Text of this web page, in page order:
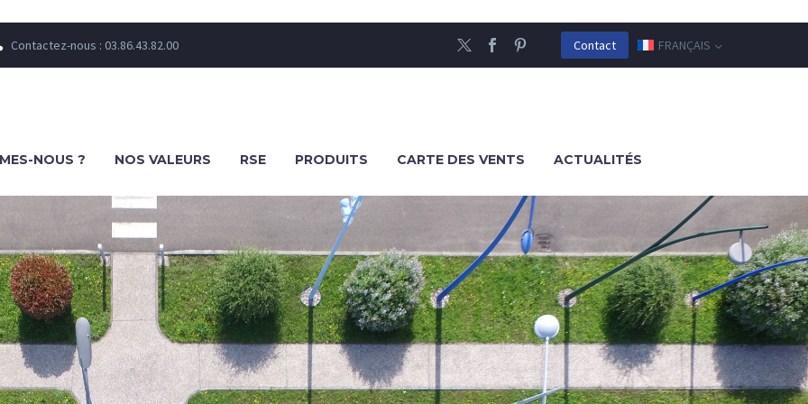
Contactez-nous : 03.86.43.82.00 Contact FRANÇAIS
NOUS ? NOS VALEURS RSE PRODUITS CARTE DES VENTS ACTUALITÉS